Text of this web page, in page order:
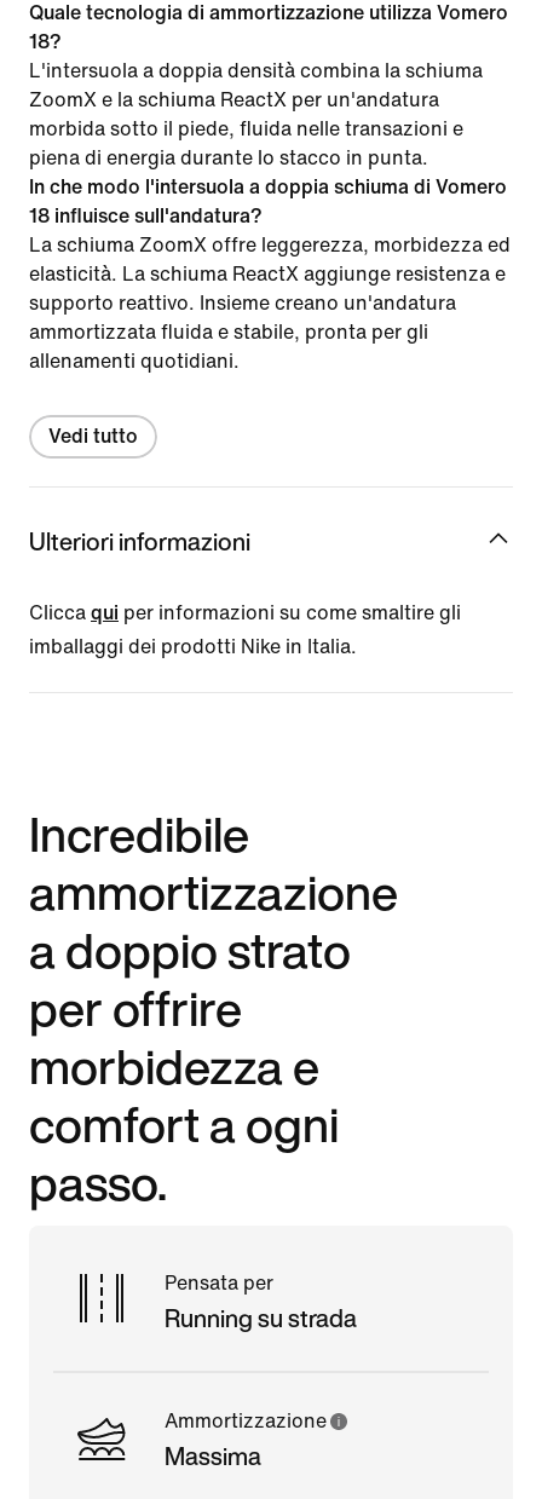
Quale tecnologia di ammortizzazione utilizza Vomero
18?
L'intersuola a doppia densità combina la schiuma
ZoomX e la schiuma ReactX per un'andatura
morbida sotto il piede, fluida nelle transazioni e
piena di energia durante lo stacco in punta.
In che modo l'intersuola a doppia schiuma di Vomero
18 influisce sull'andatura?
La schiuma ZoomX offre leggerezza, morbidezza ed
elasticità. La schiuma ReactX aggiunge resistenza e
supporto reattivo. Insieme creano un'andatura
ammortizzata fluida e stabile, pronta per gli
allenamenti quotidiani.
Vedi tutto
Ulteriori informazioni
Clicca qui per informazioni su come smaltire gli
imballaggi dei prodotti Nike in Italia.
Incredibile
ammortizzazione
a doppio strato
per offrire
morbidezza e
comfort a ogni
passo.
Pensata per
Running su strada
Ammortizzazione
Massima